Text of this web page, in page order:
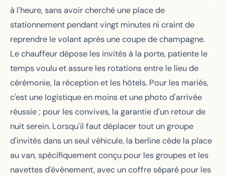
à l'heure, sans avoir cherché une place de
stationnement pendant vingt minutes ni craint de
reprendre le volant après une coupe de champagne.
Le chauffeur dépose les invités à la porte, patiente le
temps voulu et assure les rotations entre le lieu de
cérémonie, la réception et les hôtels. Pour les mariés,
c'est une logistique en moins et une photo d'arrivée
réussie ; pour les convives, la garantie d'un retour de
nuit serein. Lorsqu'il faut déplacer tout un groupe
d'invités dans un seul véhicule, la berline cède la place
au van, spécifiquement conçu pour les groupes et les
navettes d'événement, avec un coffre séparé pour les